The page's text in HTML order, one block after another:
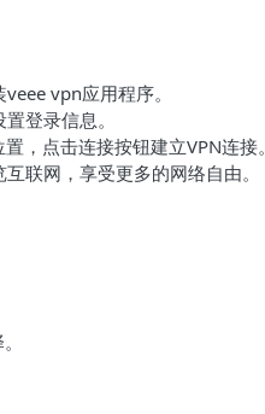
vpn应用程序。
登录信息。
，点击连接按钮建立VPN连接。
联网，享受更多的网络自由。